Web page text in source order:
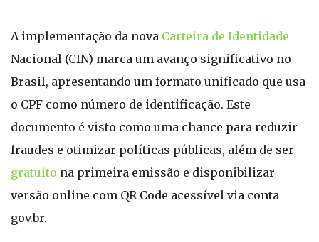
A implementação da nova Carteira de Identidade
Nacional (CIN) marca um avanço significativo no
Brasil, apresentando um formato unificado que usa
o CPF como número de identificação. Este
documento é visto como uma chance para reduzir
fraudes e otimizar políticas públicas, além de ser
gratuito na primeira emissão e disponibilizar
versão online com QR Code acessível via conta
gov.br.